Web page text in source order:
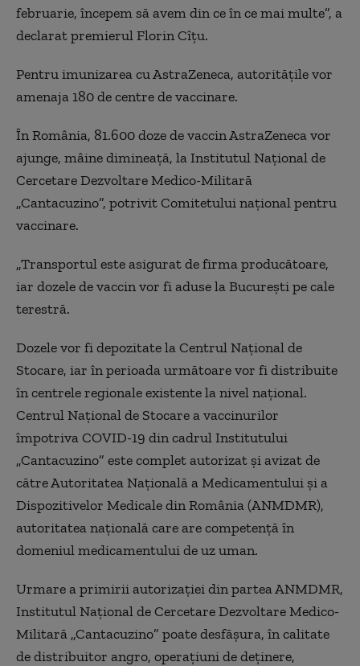
februarie, începem să avem din ce în ce mai multe”, a
declarat premierul Florin Cîțu.
Pentru imunizarea cu AstraZeneca, autoritățile vor
amenaja 180 de centre de vaccinare.
În România, 81.600 doze de vaccin AstraZeneca vor
ajunge, mâine dimineață, la Institutul Național de
Cercetare Dezvoltare Medico-Militară
„Cantacuzino”, potrivit Comitetului național pentru
vaccinare.
„Transportul este asigurat de firma producătoare,
iar dozele de vaccin vor fi aduse la București pe cale
terestră.
Dozele vor fi depozitate la Centrul Național de
Stocare, iar în perioada următoare vor fi distribuite
în centrele regionale existente la nivel național.
Centrul Național de Stocare a vaccinurilor
împotriva COVID-19 din cadrul Institutului
„Cantacuzino” este complet autorizat și avizat de
către Autoritatea Națională a Medicamentului și a
Dispozitivelor Medicale din România (ANMDMR),
autoritatea națională care are competență în
domeniul medicamentului de uz uman.
Urmare a primirii autorizației din partea ANMDMR,
Institutul Național de Cercetare Dezvoltare Medico-
Militară „Cantacuzino” poate desfășura, în calitate
de distribuitor angro, operațiuni de deținere,